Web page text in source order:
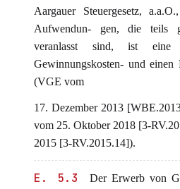
Aargauer Steuergesetz,
Aufwendun- gen, die teils
veranlasst sind, ist
Gewinnungskosten- und einen
(VGE vom
17. Dezember 2013
vom 25. Oktober 2018 [3-
2015 [3-RV.2015.14]).
E. 5.3
Der Erwerb von